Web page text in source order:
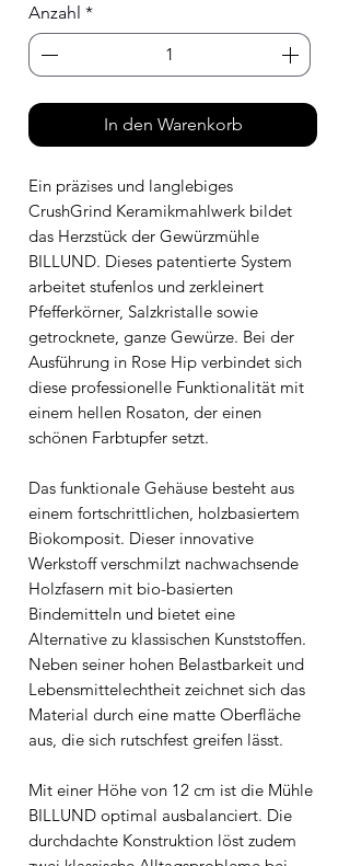
Anzahl *
In den Warenkorb
Ein präzises und langlebiges
CrushGrind Keramikmahlwerk bildet
das Herzstück der Gewürzmühle
BILLUND. Dieses patentierte System
arbeitet stufenlos und zerkleinert
Pfefferkörner, Salzkristalle sowie
getrocknete, ganze Gewürze. Bei der
Ausführung in Rose Hip verbindet sich
diese professionelle Funktionalität mit
einem hellen Rosaton, der einen
schönen Farbtupfer setzt.
Das funktionale Gehäuse besteht aus
einem fortschrittlichen, holzbasiertem
Biokomposit. Dieser innovative
Werkstoff verschmilzt nachwachsende
Holzfasern mit bio-basierten
Bindemitteln und bietet eine
Alternative zu klassischen Kunststoffen.
Neben seiner hohen Belastbarkeit und
Lebensmittelechtheit zeichnet sich das
Material durch eine matte Oberfläche
aus, die sich rutschfest greifen lässt.
Mit einer Höhe von 12 cm ist die Mühle
BILLUND optimal ausbalanciert. Die
durchdachte Konstruktion löst zudem